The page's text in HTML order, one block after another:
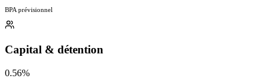
BPA prévisionnel
Capital & détention
0.56%